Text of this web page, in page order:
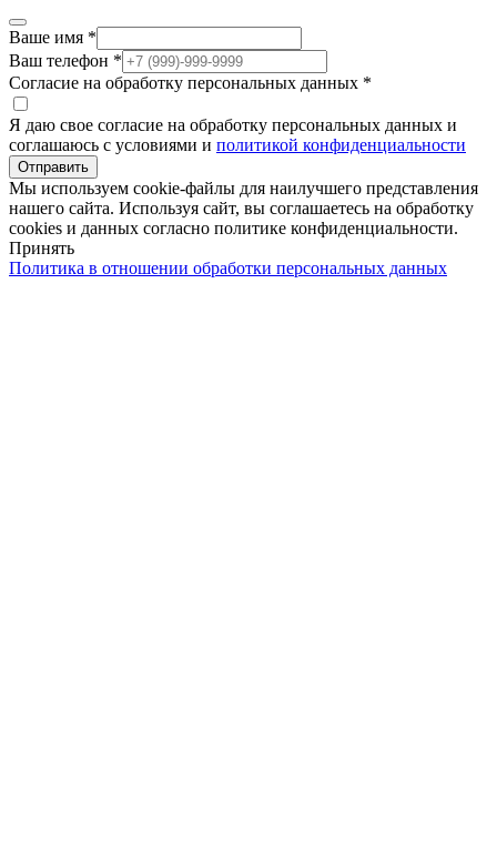
Ваше имя *
Ваш телефон *
Согласие на обработку персональных данных *
Я даю свое согласие на обработку персональных данных и
соглашаюсь с условиями и политикой конфиденциальности
Отправить
Мы используем cookie-файлы для наилучшего представления
нашего сайта. Используя сайт, вы соглашаетесь на обработку
cookies и данных согласно политике конфиденциальности.
Принять
Политика в отношении обработки персональных данных